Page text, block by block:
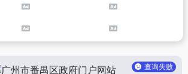
查询失败